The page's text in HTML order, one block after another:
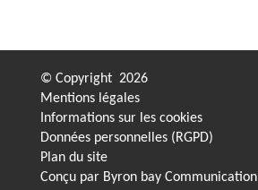
© Copyright 2026
Mentions légales
Informations sur les cookies
Données personnelles (RGPD)
Plan du site
Conçu par Byron bay Communication